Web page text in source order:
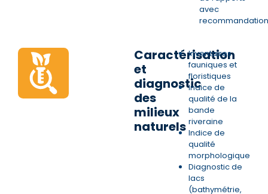
avec
Caractérisation
et
diagnostic
des
milieux
naturels
Inventaires
fauniques et
floristiques
Indice de
qualité de la
bande
riveraine
Indice de
qualité
morphologique
Diagnostic de
lacs
(bathymétrie,